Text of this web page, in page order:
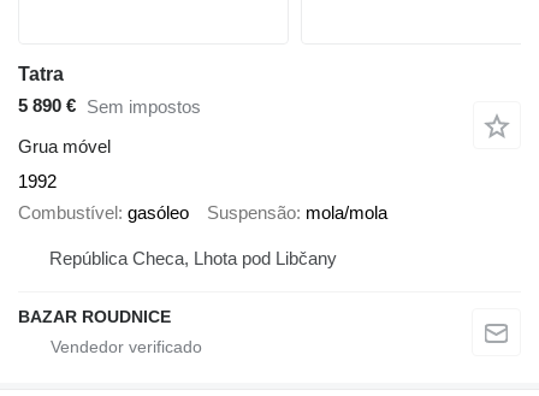
Tatra
5 890 € Sem impostos
Grua móvel
1992
Combustível gasóleo Suspensão mola/mola
República Checa, Lhota pod Libčany
BAZAR ROUDNICE